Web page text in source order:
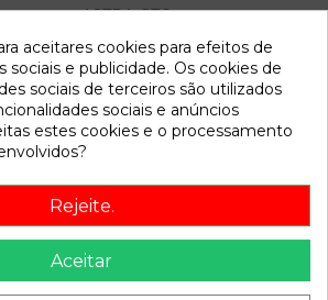
ASTRA GTC
2022-04-08
limpia trasero para opel astra gtc 1.9
IAM
aceitares cookies para efeitos de
sociais e publicidade. Os cookies de
sociais de terceiros são utilizados
sociais e anúncios
estes cookies e o processamento
Rejeite.
Aceitar